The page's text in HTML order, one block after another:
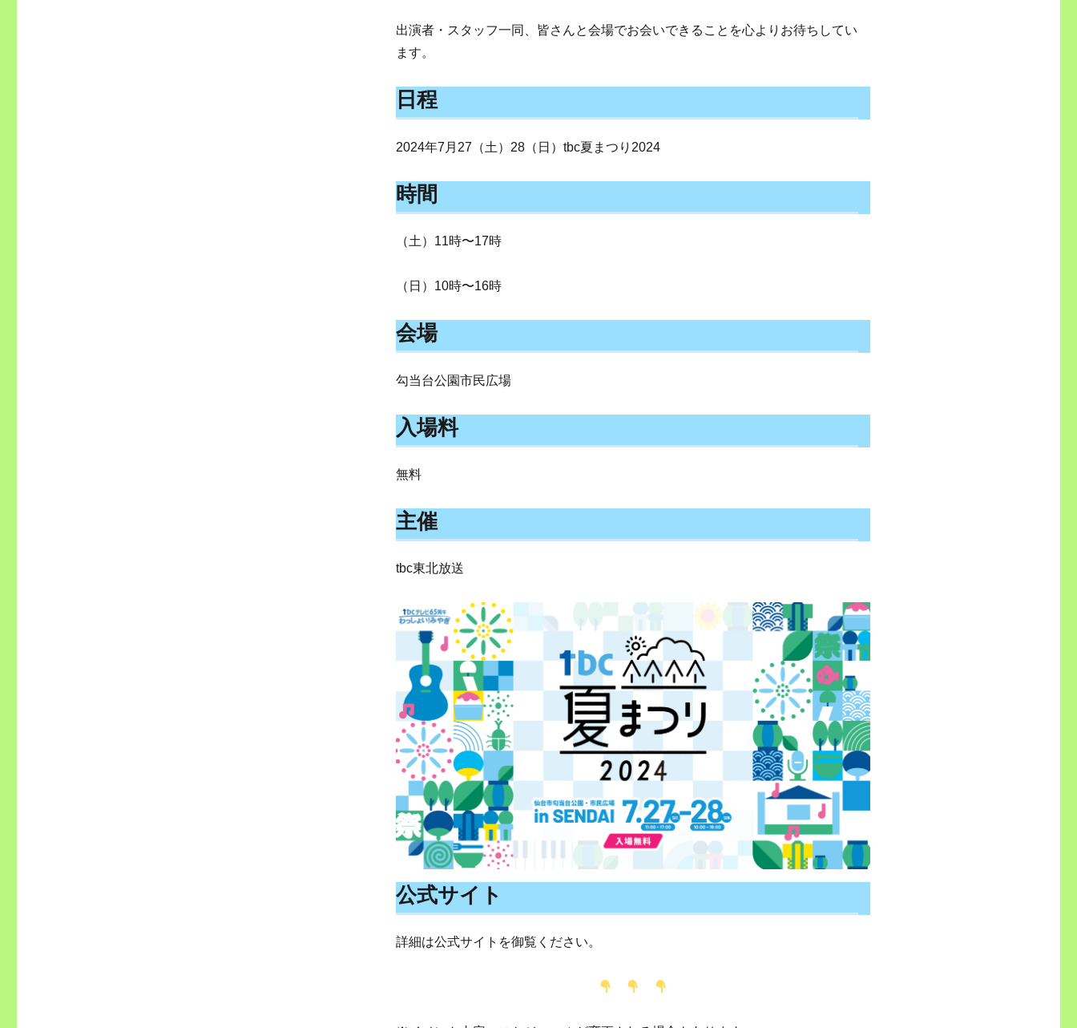
出演者・スタッフ一同、皆さんと会場でお会いできることを心よりお待ちしてい
ます。
日程
2024年7月27（土）28（日）tbc夏まつり2024
時間
（土）11時〜17時
（日）10時〜16時
会場
勾当台公園市民広場
入場料
無料
主催
tbc東北放送
公式サイト
詳細は公式サイトを御覧ください。